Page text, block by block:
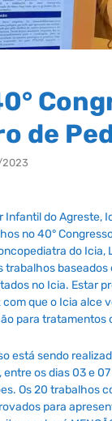
de
2023
Infantil do Agreste,
no 40°
do Icia,
trabalhos baseados
no Icia. Estar
que o Icia alce
para tratamentos
está sendo
entre os dias 03 e
Os 20 trabalhos
para